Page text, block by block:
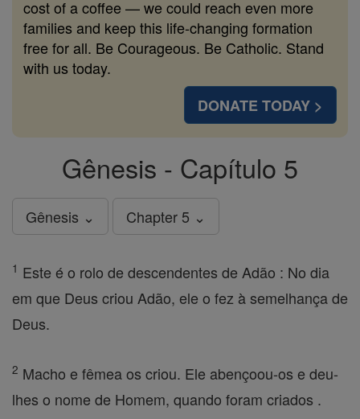
cost of a coffee — we could reach even more
families and keep this life-changing formation
free for all. Be Courageous. Be Catholic. Stand
with us today.
DONATE TODAY >
Gênesis - Capítulo 5
Gênesis ⌄ Chapter 5 ⌄
1 Este é o rolo de descendentes de Adão : No dia
em que Deus criou Adão, ele o fez à semelhança de
Deus.
2 Macho e fêmea os criou. Ele abençoou-os e deu-
lhes o nome de Homem, quando foram criados .